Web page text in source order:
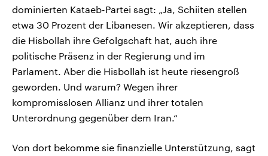
dominierten Kataeb-Partei sagt: „Ja, Schiiten stellen
etwa 30 Prozent der Libanesen. Wir akzeptieren, dass
die Hisbollah ihre Gefolgschaft hat, auch ihre
politische Präsenz in der Regierung und im
Parlament. Aber die Hisbollah ist heute riesengroß
geworden. Und warum? Wegen ihrer
kompromisslosen Allianz und ihrer totalen
Unterordnung gegenüber dem Iran.“
Von dort bekomme sie finanzielle Unterstützung, sagt